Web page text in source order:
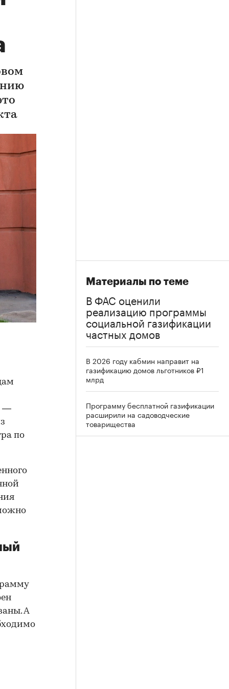
—
по
А
Материалы по теме
В ФАС оценили
реализацию программы
социальной газификации
частных домов
В 2026 году кабмин направит на
газификацию домов льготников ₽1
млрд
Программу бесплатной газификации
расширили на садоводческие
товарищества